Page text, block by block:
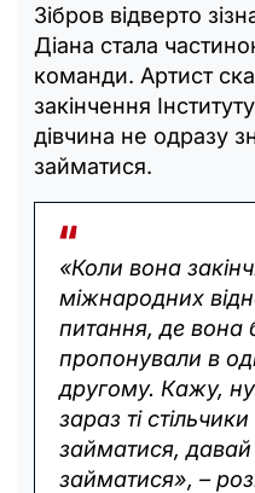
Зібров відверто
Діана стала
команди. Артист
закінчення
дівчина не одразу
займатися.
«Коли вона
міжнародних
питання, де вона
пропонували в
другому. Кажу,
зараз ті
займатися,
займатися», –